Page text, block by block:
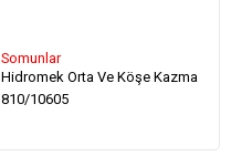
Somunlar
Hidromek Orta Ve Köşe Kazma
810/10605